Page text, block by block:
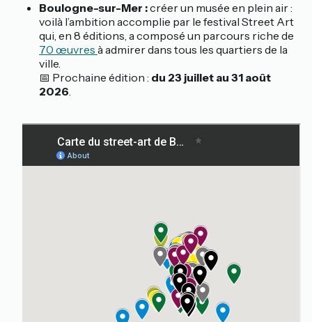
Boulogne-sur-Mer :créer un musée en plein air :
voilà l’ambition accomplie par le festival Street Art
qui, en 8 éditions, a composé un parcours riche de
70 œuvres à admirer dans tous les quartiers de la
ville.
📅 Prochaine édition : du 23 juillet au 31 août
2026.